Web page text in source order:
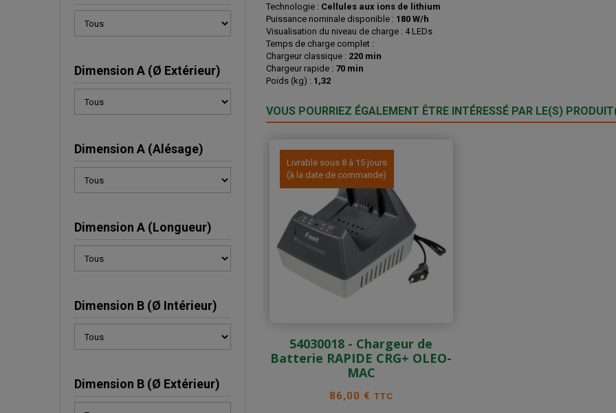
Dimension A (Ø Extérieur)
Dimension A (Alésage)
Dimension A (Longueur)
Dimension B (Ø Intérieur)
Dimension B (Ø Extérieur)
Technologie : Cellules aux ions de lithium
Puissance nominale disponible : 180 W/h
Visualisation du niveau de charge : 4 LEDs
Temps de charge complet :
Chargeur classique : 220 min
Chargeur rapide : 70 min
Poids (kg) : 1,32
VOUS POURRIEZ ÉGALEMENT ÊTRE INTÉRESSÉ PAR LE(S)
Livrable sous 8 à 15 jours
(à la date de commande)
54030018 - Chargeur de
Batterie RAPIDE CRG+ OLEO-
MAC
Prix
86,00 € TTC